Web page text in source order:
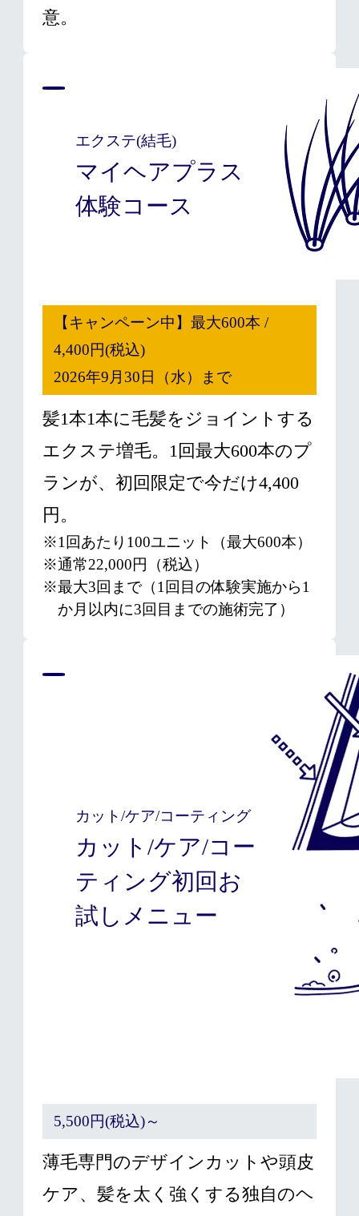
意。
エクステ(結毛)
マイヘアプラス
体験コース
【キャンペーン中】最大600本 /
4,400円(税込)
2026年9月30日（水）まで
髪1本1本に毛髪をジョイントする
エクステ増毛。1回最大600本のプ
ランが、初回限定で今だけ4,400
円。
※1回あたり100ユニット（最大600本）
※通常22,000円（税込）
※最大3回まで（1回目の体験実施から1
か月以内に3回目までの施術完了）
カット/ケア/コーティング
カット/ケア/コー
ティング初回お
試しメニュー
5,500円(税込)～
薄毛専門のデザインカットや頭皮
ケア、髪を太く強くする独自のヘ